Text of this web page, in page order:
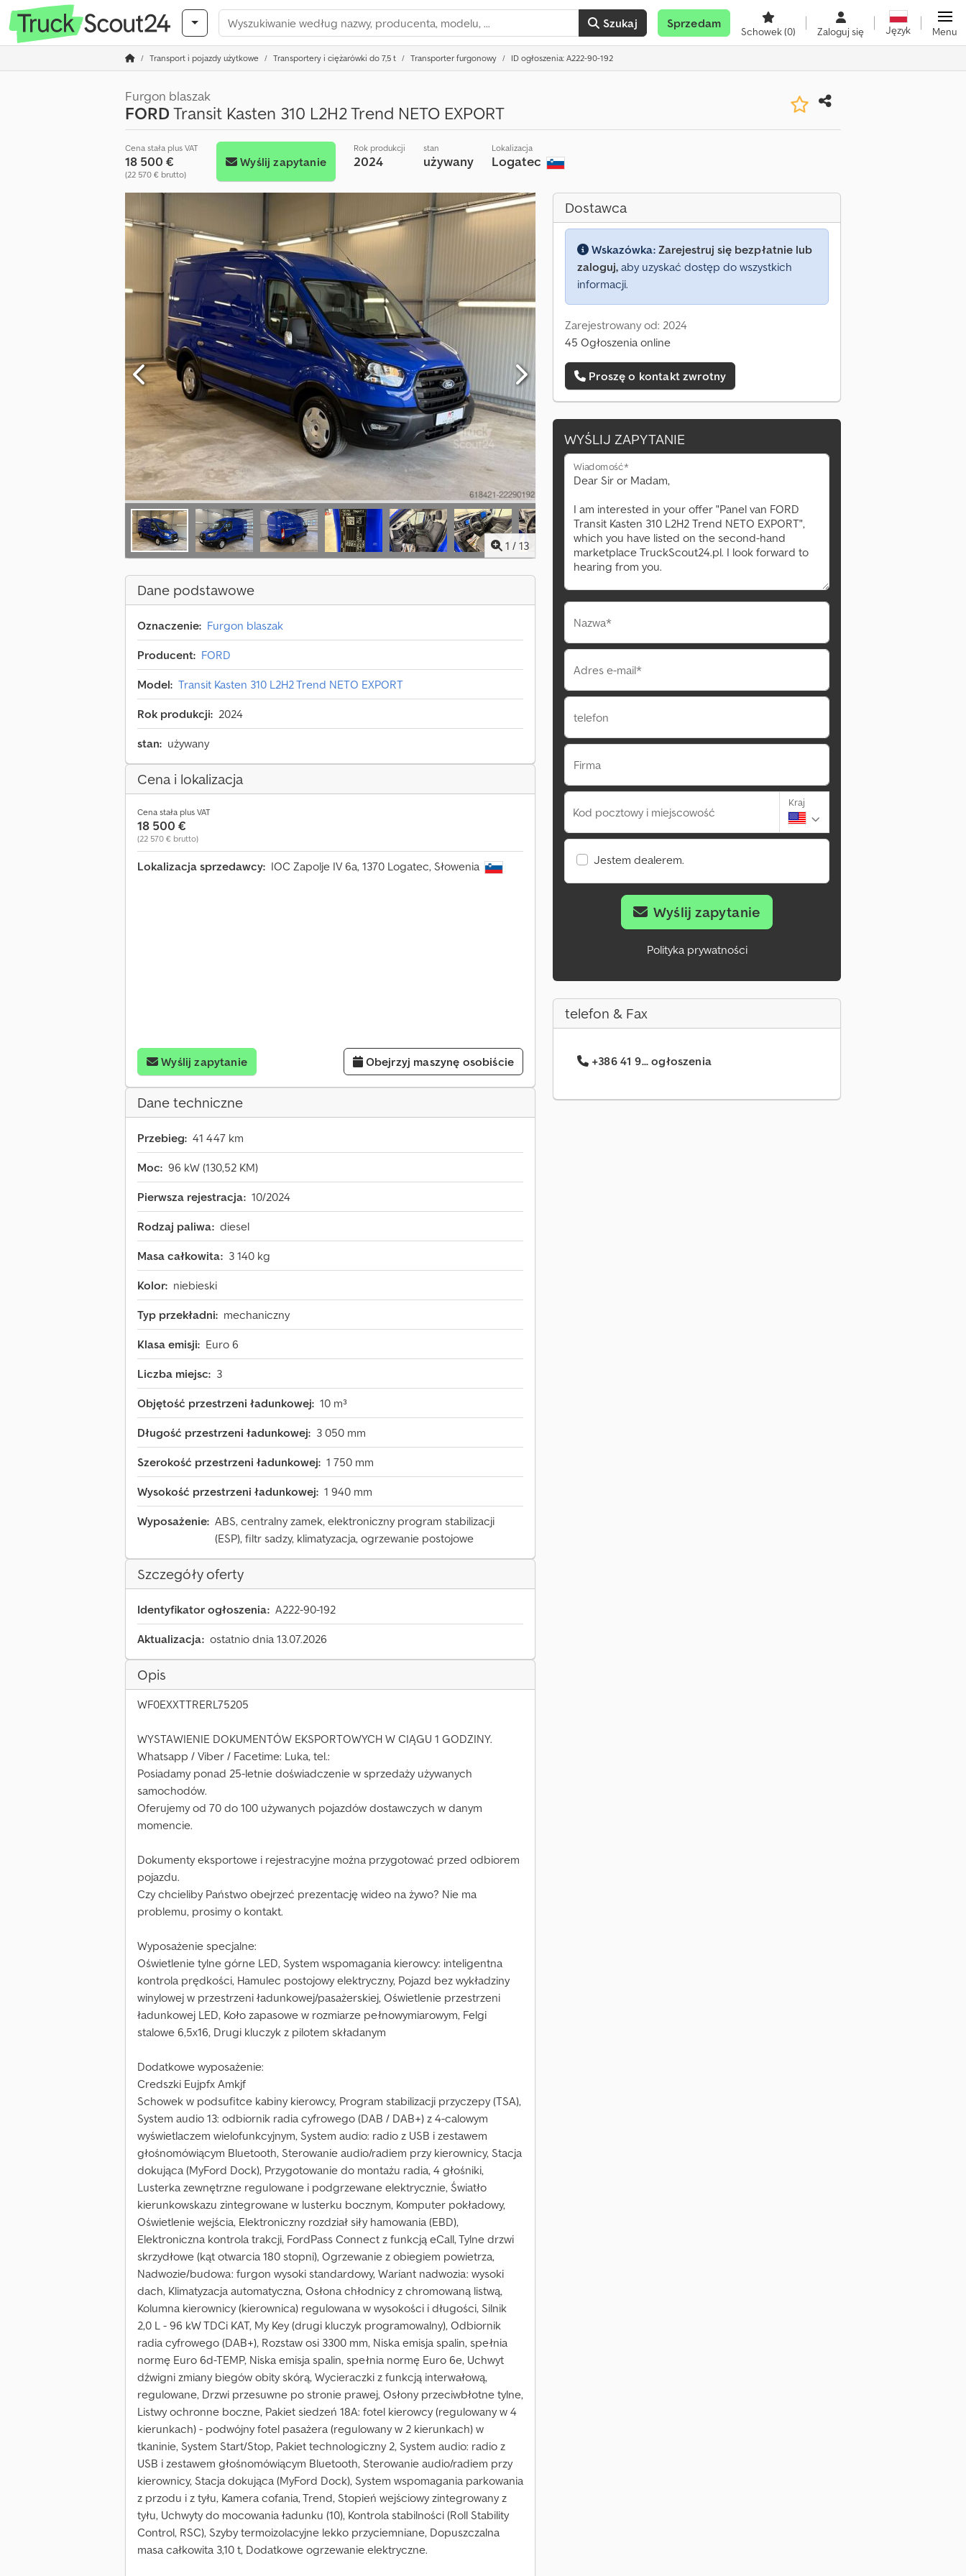
Szukaj Sprzedam
Schowek(0) Zaloguj się Język Menu
Transport i pojazdy użytkowe Transportery i ciężarówki do 7,5 t Transporter furgonowy ID ogłoszenia: A222-90-192
Furgon blaszak
FORDTransit Kasten 310 L2H2 Trend NETO EXPORT
Cena stała plus VAT
18 500 €
(22 570 € brutto)
Wyślij zapytanie
Rok produkcji
2024
stan
używany
Lokalizacja
Logatec
1 / 13
Dane podstawowe
Oznaczenie: Furgon blaszak
Producent: FORD
Model: Transit Kasten 310 L2H2 Trend NETO EXPORT
Rok produkcji: 2024
stan: używany
Cena i lokalizacja
Cena stała plus VAT
18 500 €
(22 570 € brutto)
Lokalizacja sprzedawcy: IOC Zapolje IV 6a, 1370 Logatec, Słowenia
Wyślij zapytanie Obejrzyj maszynę osobiście
Dane techniczne
Przebieg: 41 447 km
Moc: 96 kW (130,52 KM)
Pierwsza rejestracja: 10/2024
Rodzaj paliwa: diesel
Masa całkowita: 3 140 kg
Kolor: niebieski
Typ przekładni: mechaniczny
Klasa emisji: Euro 6
Liczba miejsc: 3
Objętość przestrzeni ładunkowej: 10 m³
Długość przestrzeni ładunkowej: 3 050 mm
Szerokość przestrzeni ładunkowej: 1 750 mm
Wysokość przestrzeni ładunkowej: 1 940 mm
Wyposażenie: ABS, centralny zamek, elektroniczny program stabilizacji
(ESP), filtr sadzy, klimatyzacja, ogrzewanie postojowe
Szczegóły oferty
Identyfikator ogłoszenia: A222-90-192
Aktualizacja: ostatnio dnia 13.07.2026
Opis
WF0EXXTTRERL75205
WYSTAWIENIE DOKUMENTÓW EKSPORTOWYCH W CIĄGU 1 GODZINY.
Whatsapp / Viber / Facetime: Luka, tel.:
Posiadamy ponad 25-letnie doświadczenie w sprzedaży używanych
samochodów.
Oferujemy od 70 do 100 używanych pojazdów dostawczych w danym
momencie.
Dokumenty eksportowe i rejestracyjne można przygotować przed odbiorem
pojazdu.
Czy chcieliby Państwo obejrzeć prezentację wideo na żywo? Nie ma
problemu, prosimy o kontakt.
Wyposażenie specjalne:
Oświetlenie tylne górne LED, System wspomagania kierowcy: inteligentna
kontrola prędkości, Hamulec postojowy elektryczny, Pojazd bez wykładziny
winylowej w przestrzeni ładunkowej/pasażerskiej, Oświetlenie przestrzeni
ładunkowej LED, Koło zapasowe w rozmiarze pełnowymiarowym, Felgi
stalowe 6,5x16, Drugi kluczyk z pilotem składanym
Dodatkowe wyposażenie:
Credszki Eujpfx Amkjf
Schowek w podsufitce kabiny kierowcy, Program stabilizacji przyczepy (TSA),
System audio 13: odbiornik radia cyfrowego (DAB / DAB+) z 4-calowym
wyświetlaczem wielofunkcyjnym, System audio: radio z USB i zestawem
głośnomówiącym Bluetooth, Sterowanie audio/radiem przy kierownicy, Stacja
dokująca (MyFord Dock), Przygotowanie do montażu radia, 4 głośniki,
Lusterka zewnętrzne regulowane i podgrzewane elektrycznie, Światło
kierunkowskazu zintegrowane w lusterku bocznym, Komputer pokładowy,
Oświetlenie wejścia, Elektroniczny rozdział siły hamowania (EBD),
Elektroniczna kontrola trakcji, FordPass Connect z funkcją eCall, Tylne drzwi
skrzydłowe (kąt otwarcia 180 stopni), Ogrzewanie z obiegiem powietrza,
Nadwozie/budowa: furgon wysoki standardowy, Wariant nadwozia: wysoki
dach, Klimatyzacja automatyczna, Osłona chłodnicy z chromowaną listwą,
Kolumna kierownicy (kierownica) regulowana w wysokości i długości, Silnik
2,0 L - 96 kW TDCi KAT, My Key (drugi kluczyk programowalny), Odbiornik
radia cyfrowego (DAB+), Rozstaw osi 3300 mm, Niska emisja spalin, spełnia
normę Euro 6d-TEMP, Niska emisja spalin, spełnia normę Euro 6e, Uchwyt
dźwigni zmiany biegów obity skórą, Wycieraczki z funkcją interwałową,
regulowane, Drzwi przesuwne po stronie prawej, Osłony przeciwbłotne tylne,
Listwy ochronne boczne, Pakiet siedzeń 18A: fotel kierowcy (regulowany w 4
kierunkach) - podwójny fotel pasażera (regulowany w 2 kierunkach) w
tkaninie, System Start/Stop, Pakiet technologiczny 2, System audio: radio z
USB i zestawem głośnomówiącym Bluetooth, Sterowanie audio/radiem przy
kierownicy, Stacja dokująca (MyFord Dock), System wspomagania parkowania
z przodu i z tyłu, Kamera cofania, Trend, Stopień wejściowy zintegrowany z
tyłu, Uchwyty do mocowania ładunku (10), Kontrola stabilności (Roll Stability
Control, RSC), Szyby termoizolacyjne lekko przyciemniane, Dopuszczalna
masa całkowita 3,10 t, Dodatkowe ogrzewanie elektryczne.
Dostawca
Wskazówka: Zarejestruj się bezpłatnie lub
zaloguj, aby uzyskać dostęp do wszystkich
informacji.
Zarejestrowany od: 2024
45 Ogłoszenia online
Proszę o kontakt zwrotny
WYŚLIJ ZAPYTANIE
Wiadomość*
Nazwa*
Adres e-mail*
telefon
Firma
Kod pocztowy i miejscowość
Kraj
Jestem dealerem.
Wyślij zapytanie
Polityka prywatności
telefon & Fax
+386 41 9... ogłoszenia